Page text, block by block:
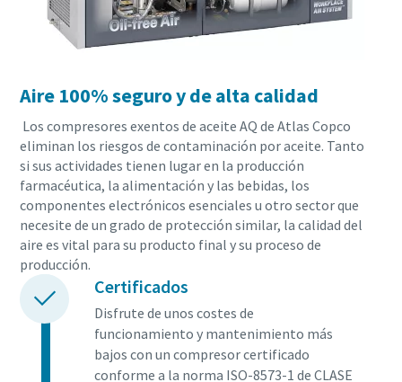
Aire 100% seguro y de alta calidad
Los compresores exentos de aceite AQ de Atlas Copco
eliminan los riesgos de contaminación por aceite. Tanto
si sus actividades tienen lugar en la producción
farmacéutica, la alimentación y las bebidas, los
componentes electrónicos esenciales u otro sector que
necesite de un grado de protección similar, la calidad del
aire es vital para su producto final y su proceso de
producción.
Certificados
Disfrute de unos costes de
funcionamiento y mantenimiento más
bajos con un compresor certificado
conforme a la norma ISO-8573-1 de CLASE